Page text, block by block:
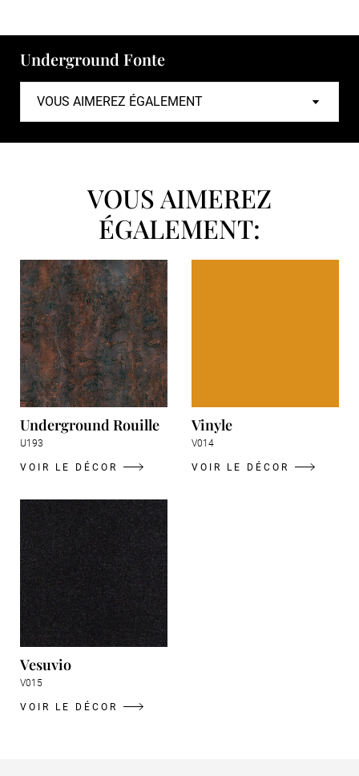
Underground Fonte
VOUS AIMEREZ
ÉGALEMENT:
Underground Rouille
U193
VOIR LE DÉCOR
Vinyle
V014
VOIR LE DÉCOR
Vesuvio
V015
VOIR LE DÉCOR